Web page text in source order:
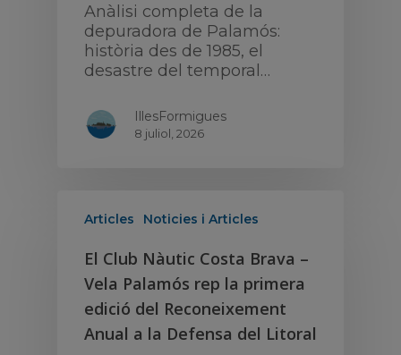
Anàlisi completa de la
depuradora de Palamós:
història des de 1985, el
desastre del temporal…
IllesFormigues
8 juliol, 2026
Articles Noticies i Articles
El Club Nàutic Costa Brava –
Vela Palamós rep la primera
edició del Reconeixement
Anual a la Defensa del Litoral